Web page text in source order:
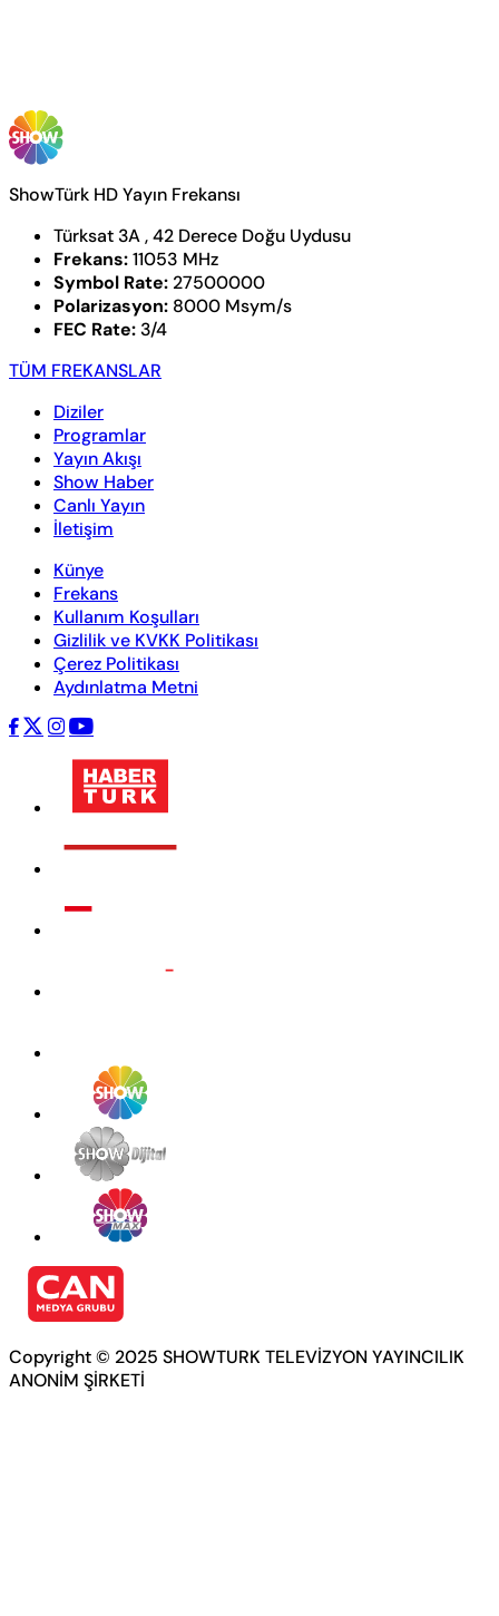
ShowTürk HD Yayın Frekansı
Türksat 3A , 42 Derece Doğu Uydusu
Frekans:11053 MHz
Symbol Rate: 27500000
Polarizasyon: 8000 Msym/s
FEC Rate: 3/4
TÜM FREKANSLAR
Diziler
Programlar
Yayın Akışı
Show Haber
Canlı Yayın
İletişim
Künye
Frekans
Kullanım Koşulları
Gizlilik ve KVKK Politikası
Çerez Politikası
Aydınlatma Metni
Copyright © 2025 SHOWTURK TELEVİZYON YAYINCILIK
ANONİM ŞİRKETİ